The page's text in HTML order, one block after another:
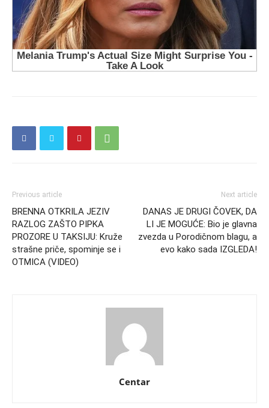
Previous article
BRENNA OTKRILA JEZIV
RAZLOG ZAŠTO PIPKA
PROZORE U TAKSIJU: Kruže
strašne priče, spominje se i
OTMICA (VIDEO)
Next article
DANAS JE DRUGI ČOVEK, DA
LI JE MOGUĆE: Bio je glavna
zvezda u Porodičnom blagu, a
evo kako sada IZGLEDA!
Centar